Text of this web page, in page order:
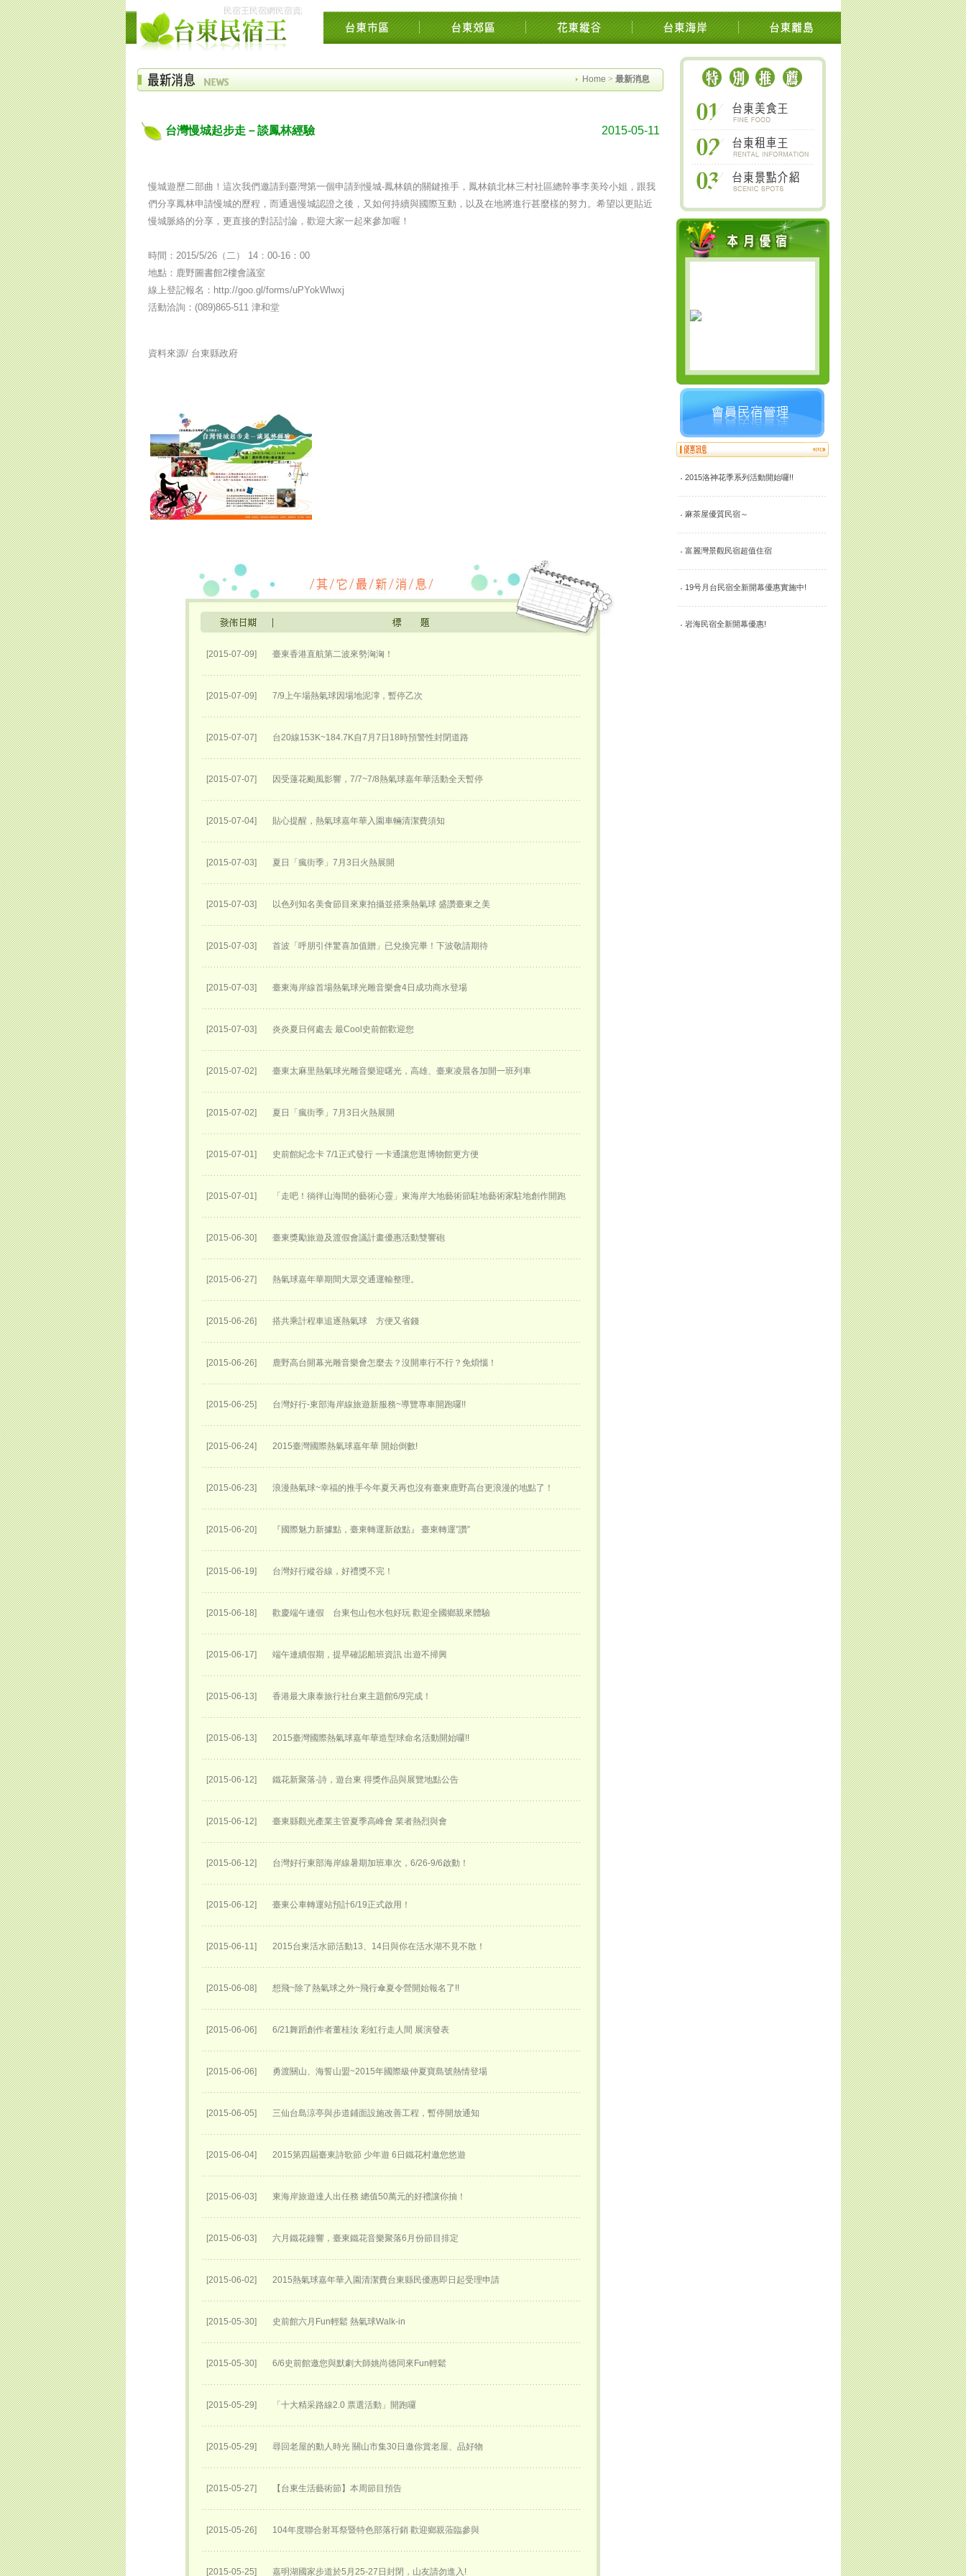
民宿王民宿網民宿資訊網台東花東花蓮綠島民宿住宿旅遊景點交流網縱谷海岸飯店溫泉影音墾丁時光迴徑市集知本池上關山鹿野太麻里金針山南橫
Home > 最新消息
2015洛神花季系列活動開始囉!!
麻茶屋優質民宿～
富麗灣景觀民宿超值住宿
19号月台民宿全新開幕優惠實施中!
岩海民宿全新開幕優惠!
台灣慢城起步走－談鳳林經驗 2015-05-11
慢城遊歷二部曲！這次我們邀請到臺灣第一個申請到慢城-鳳林鎮的關鍵推手，鳳林鎮北林三村社區總幹事李美玲小姐，跟我
們分享鳳林申請慢城的歷程，而通過慢城認證之後，又如何持續與國際互動，以及在地將進行甚麼樣的努力。希望以更貼近
慢城脈絡的分享，更直接的對話討論，歡迎大家一起來參加喔！
時間：2015/5/26（二） 14：00-16：00
地點：鹿野圖書館2樓會議室
線上登記報名：http://goo.gl/forms/uPYokWlwxj
活動洽詢：(089)865-511 津和堂
資料來源/ 台東縣政府
[2015-07-09] 臺東香港直航第二波來勢洶洶！
[2015-07-09] 7/9上午場熱氣球因場地泥濘，暫停乙次
[2015-07-07] 台20線153K~184.7K自7月7日18時預警性封閉道路
[2015-07-07] 因受蓮花颱風影響，7/7~7/8熱氣球嘉年華活動全天暫停
[2015-07-04] 貼心提醒，熱氣球嘉年華入園車輛清潔費須知
[2015-07-03] 夏日「瘋街季」7月3日火熱展開
[2015-07-03] 以色列知名美食節目來東拍攝並搭乘熱氣球 盛讚臺東之美
[2015-07-03] 首波「呼朋引伴驚喜加值贈」已兌換完畢！下波敬請期待
[2015-07-03] 臺東海岸線首場熱氣球光雕音樂會4日成功商水登場
[2015-07-03] 炎炎夏日何處去 最Cool史前館歡迎您
[2015-07-02] 臺東太麻里熱氣球光雕音樂迎曙光，高雄、臺東凌晨各加開一班列車
[2015-07-02] 夏日「瘋街季」7月3日火熱展開
[2015-07-01] 史前館紀念卡 7/1正式發行 一卡通讓您逛博物館更方便
[2015-07-01] 「走吧！徜徉山海間的藝術心靈」東海岸大地藝術節駐地藝術家駐地創作開跑
[2015-06-30] 臺東獎勵旅遊及渡假會議計畫優惠活動雙響砲
[2015-06-27] 熱氣球嘉年華期間大眾交通運輸整理。
[2015-06-26] 搭共乘計程車追逐熱氣球 方便又省錢
[2015-06-26] 鹿野高台開幕光雕音樂會怎麼去？沒開車行不行？免煩惱！
[2015-06-25] 台灣好行-東部海岸線旅遊新服務~導覽專車開跑囉!!
[2015-06-24] 2015臺灣國際熱氣球嘉年華 開始倒數!
[2015-06-23] 浪漫熱氣球~幸福的推手今年夏天再也沒有臺東鹿野高台更浪漫的地點了！
[2015-06-20] 『國際魅力新據點，臺東轉運新啟點』 臺東轉運”讚”
[2015-06-19] 台灣好行縱谷線，好禮獎不完！
[2015-06-18] 歡慶端午連假 台東包山包水包好玩 歡迎全國鄉親來體驗
[2015-06-17] 端午連續假期，提早確認船班資訊 出遊不掃興
[2015-06-13] 香港最大康泰旅行社台東主題館6/9完成！
[2015-06-13] 2015臺灣國際熱氣球嘉年華​造型球命名活動開始囉!!
[2015-06-12] 鐵花新聚落-詩，遊台東 得獎作品與展覽地點公告
[2015-06-12] 臺東縣觀光產業主管夏季高峰會 業者熱烈與會
[2015-06-12] 台灣好行東部海岸線暑期加班車次，6/26-9/6啟動！
[2015-06-12] 臺東公車轉運站預計6/19正式啟用！
[2015-06-11] 2015台東活水節活動13、14日與你在活水湖不見不散！
[2015-06-08] 想飛~除了熱氣球之外~飛行傘夏令營開始報名了!!
[2015-06-06] 6/21舞蹈創作者董桂汝 彩虹行走人間 展演發表
[2015-06-06] 勇渡關山、海誓山盟~2015年國際級仲夏寶島號熱情登場
[2015-06-05] 三仙台島涼亭與步道鋪面設施改善工程，暫停開放通知
[2015-06-04] 2015第四屆臺東詩歌節 少年遊 6日鐵花村邀您悠遊
[2015-06-03] 東海岸旅遊達人出任務 總值50萬元的好禮讓你抽！
[2015-06-03] 六月鐵花鐘響，臺東鐵花音樂聚落6月份節目排定
[2015-06-02] 2015熱氣球嘉年華入園清潔費台東縣民優惠即日起受理申請
[2015-05-30] 史前館六月Fun輕鬆 熱氣球Walk-in
[2015-05-30] 6/6史前館邀您與默劇大師姚尚德同來Fun輕鬆
[2015-05-29] 「十大精采路線2.0 票選活動」開跑囉
[2015-05-29] 尋回老屋的動人時光 關山市集30日邀你賞老屋、品好物
[2015-05-27] 【台東生活藝術節】本周節目預告
[2015-05-26] 104年度聯合射耳祭暨特色部落行銷 歡迎鄉親蒞臨參與
[2015-05-25] 嘉明湖國家步道於5月25-27日封閉，山友請勿進入!